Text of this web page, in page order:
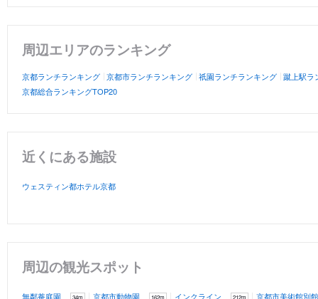
周辺エリアのランキング
京都ランチランキング 京都市ランチランキング 祇園ランチランキング 蹴上駅ラ
京都総合ランキングTOP20
近くにある施設
ウェスティン都ホテル京都
周辺の観光スポット
無鄰菴庭園 京都市動物園 インクライン 京都市美術館別館